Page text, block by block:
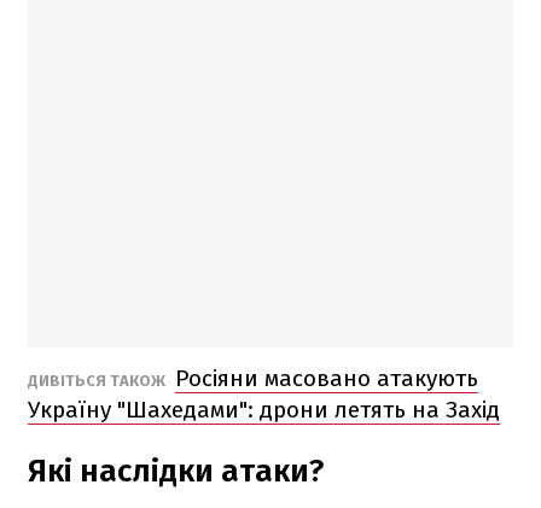
ДИВІТЬСЯ ТАКОЖ
Росіяни масовано атакують
Україну "Шахедами": дрони летять на Захід
Які наслідки атаки?